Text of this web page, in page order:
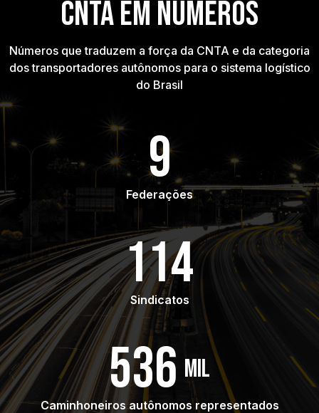
CNTA EM NÚMEROS
Números que traduzem a força da CNTA e da categoria
dos transportadores autônomos para o sistema logístico
do Brasil
9
Federações
114
Sindicatos
536 mil
Caminhoneiros autônomos representados